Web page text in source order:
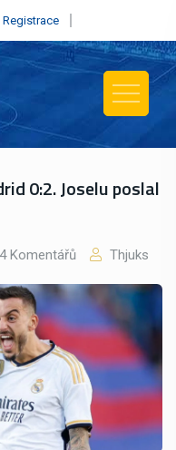
Registrace
0:2. Joselu poslal
Komentářů Thjuks